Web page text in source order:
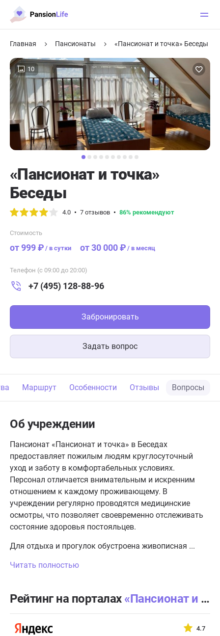
Главная Пансионаты «Пансионат и точка» Беседы
10
«Пансионат и точка»
Беседы
4.0 7 отзывов 86% рекомендуют
Стоимость
от 999 ₽ / в сутки от 30 000 ₽ / в месяц
Телефон (с 09:00 до 20:00)
+7 (495) 128-88-96
Забронировать
Задать вопрос
Маршрут Особенности Отзывы Вопросы
Об учреждении
Пансионат «Пансионат и точка» в Беседах
предоставляет пожилым людям круглосуточный
уход и заботу в комфортабельных условиях.
Персонал отличается внимательным и искренним
отношением к каждому проживающему. В
учреждении регулярно проводятся медицинские
осмотры, что позволяет своевременно отслеживать
состояние здоровья постояльцев.
Для отдыха и прогулок обустроена живописная ...
Читать полностью
Рейтинг на порталах «Пансионат и точка» Беседы
4.7